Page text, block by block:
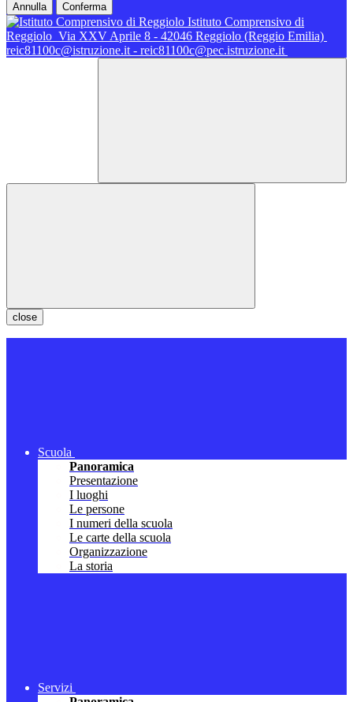
Annulla Conferma
Istituto Comprensivo di
Reggiolo Via XXV Aprile 8 - 42046 Reggiolo (Reggio Emilia)
reic81100c@istruzione.it - reic81100c@pec.istruzione.it
close
Scuola
Panoramica
Presentazione
I luoghi
Le persone
I numeri della scuola
Le carte della scuola
Organizzazione
La storia
Servizi